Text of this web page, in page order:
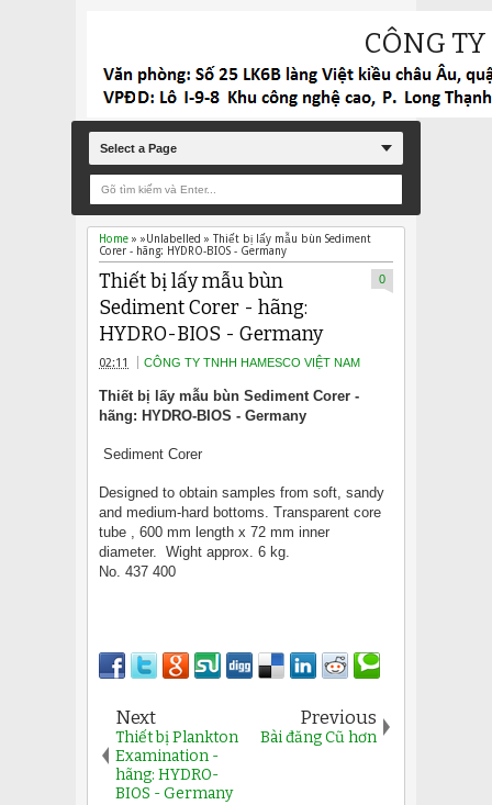
CÔNG
Select a Page
Home » »Unlabelled » Thiết bị lấy mẫu bùn Sediment
Corer - hãng: HYDRO-BIOS - Germany
Thiết bị lấy mẫu bùn
Sediment Corer - hãng:
HYDRO-BIOS - Germany
02:11 CÔNG TY TNHH HAMESCO VIỆT NAM
0
Thiết bị lấy mẫu bùn Sediment Corer -
hãng: HYDRO-BIOS - Germany
Sediment Corer
Designed to obtain samples from soft, sandy
and medium-hard bottoms. Transparent core
tube , 600 mm length x 72 mm inner
diameter. Wight approx. 6 kg.
No. 437 400
Next
Thiết bị Plankton
Examination -
hãng: HYDRO-
BIOS - Germany
Previous
Bài đăng Cũ hơn